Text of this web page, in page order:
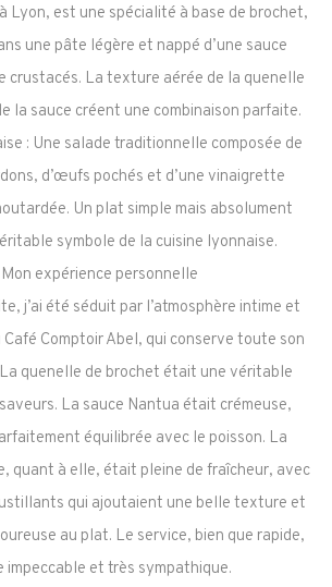
Lyon, est une spécialité à base de brochet,
une pâte légère et nappé d’une sauce
crustacés. La texture aérée de la quenelle
la sauce créent une combinaison parfaite.
: Une salade traditionnelle composée de
d’œufs pochés et d’une vinaigrette
Un plat simple mais absolument
symbole de la cuisine lyonnaise.
Mon expérience personnelle
j’ai été séduit par l’atmosphère intime et
Comptoir Abel, qui conserve toute son
quenelle de brochet était une véritable
La sauce Nantua était crémeuse,
équilibrée avec le poisson. La
quant à elle, était pleine de fraîcheur, avec
qui ajoutaient une belle texture et
au plat. Le service, bien que rapide,
impeccable et très sympathique.